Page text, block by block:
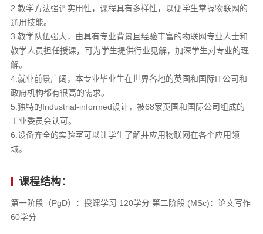
2.教学方法强调实用性，课程具有多样性，以便学生掌握物联网的
通用技能。
3.教学队伍强大，由具有专业背景且经验丰富的物联网专业人士和
教学人员担任授课，可为学生提供行业见解，加深学生对专业的理
解。
4.就业前景广阔，本专业毕业生在世界各地的英国和国际IT公司和
政府机构都有很高的需求。
5.独特的Industrial-informed设计，被68家英国和国际公司组成的
工业委员会认可。
6.设备齐全的实验室可以让学生了解并应用物联网在各个应用领
域。
课程结构：
第一阶段（PgD）：授课学习 120学分 第二阶段 (MSc)：论文写作
60学分